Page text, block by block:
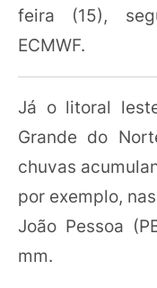
feira (15),
ECMWF.
Já o litoral
Grande do
chuvas
por exemplo,
João Pessoa
mm.